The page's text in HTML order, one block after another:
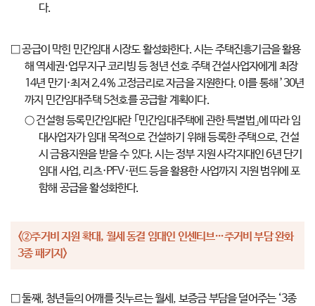
다.
□ 공급이 막힌 민간임대 시장도 활성화한다. 시는 주택진흥기금을 활용
해 역세권·업무지구 코리빙 등 청년 선호 주택 건설사업자에게 최장
14년 만기·최저 2.4% 고정금리로 자금을 지원한다. 이를 통해 ’30년
까지 민간임대주택 5천호를 공급할 계획이다.
○ 건설형 등록민간임대란 ｢민간임대주택에 관한 특별법」에 따라 임
대사업자가 임대 목적으로 건설하기 위해 등록한 주택으로, 건설
시 금융지원을 받을 수 있다. 시는 정부 지원 사각지대인 6년 단기
임대 사업, 리츠·PFV·펀드 등을 활용한 사업까지 지원 범위에 포
함해 공급을 활성화한다.
<②주거비 지원 확대, 월세 동결 임대인 인센티브…주거비 부담 완화
3종 패키지>
□ 둘째, 청년들의 어깨를 짓누르는 월세, 보증금 부담을 덜어주는 ‘3종